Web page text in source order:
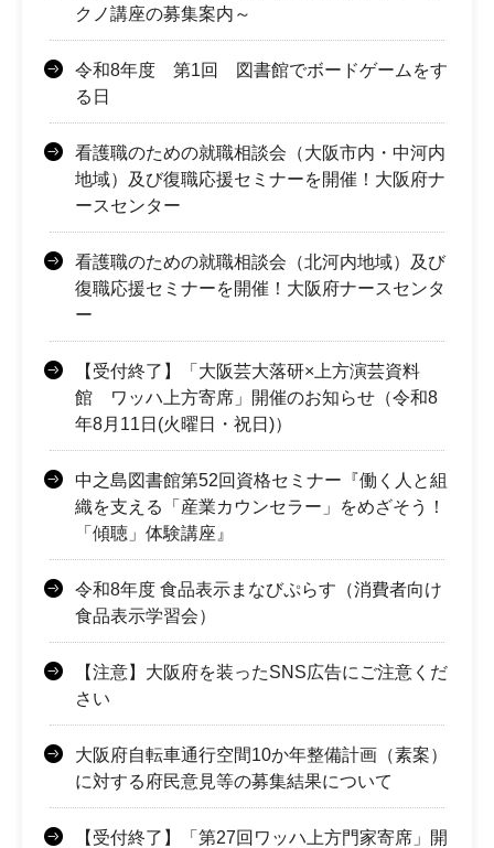
クノ講座の募集案内～
令和8年度 第1回 図書館でボードゲームをす
る日
看護職のための就職相談会（大阪市内・中河内
地域）及び復職応援セミナーを開催！大阪府ナ
ースセンター
看護職のための就職相談会（北河内地域）及び
復職応援セミナーを開催！大阪府ナースセンタ
ー
【受付終了】「大阪芸大落研×上方演芸資料
館 ワッハ上方寄席」開催のお知らせ（令和8
年8月11日(火曜日・祝日)）
中之島図書館第52回資格セミナー『働く人と組
織を支える「産業カウンセラー」をめざそう！
「傾聴」体験講座』
令和8年度 食品表示まなびぷらす（消費者向け
食品表示学習会）
【注意】大阪府を装ったSNS広告にご注意くだ
さい
大阪府自転車通行空間10か年整備計画（素案）
に対する府民意見等の募集結果について
【受付終了】「第27回ワッハ上方門家寄席」開